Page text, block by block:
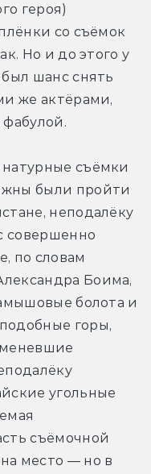
героя)
со съёмок
Но и до этого у
был шанс снять
же актёрами,
съёмки
были пройти
неподалёку
совершенно
по словам
Боима,
болота и
горы,
угольные
съёмочной
место — но в